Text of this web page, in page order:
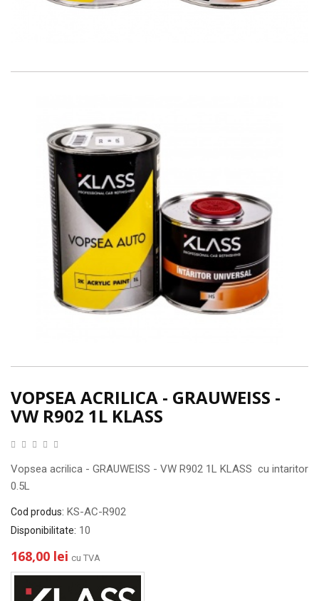
VOPSEA ACRILICA - GRAUWEISS -
VW R902 1L KLASS
Vopsea acrilica - GRAUWEISS - VW R902 1L KLASS cu intaritor
0.5L
Cod produs: KS-AC-R902
Disponibilitate: 10
168,00 lei cu TVA